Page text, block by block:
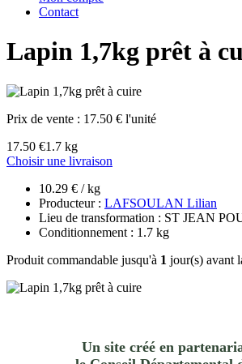
Contact
Lapin 1,7kg prêt à
Prix de vente : 17.50 € l'unité
17.50 €1.7 kg
Choisir une livraison
10.29 € / kg
Producteur : LAFSOULAN Lilian
Lieu de transformation : ST JEAN
Conditionnement : 1.7 kg
Produit commandable jusqu'à 1 jour(s) avant
Un site créé en